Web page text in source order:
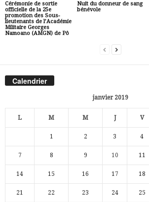
Cérémonie de sortie
officielle de la 25e
promotion des Sous-
lieutenants de l’Académie
Militaire Georges
Namoano (AMGN) de Pô
Nuit du donneur de sang
bénévole
Calendrier
janvier 2019
L M M J V
1 2 3 4
7 8 9 10 11
14 15 16 17 18
21 22 23 24 25